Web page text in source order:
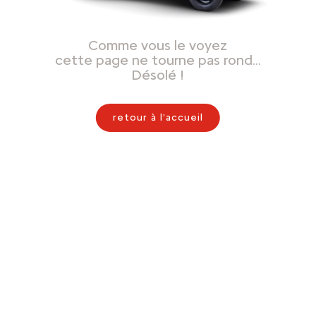
Comme vous le voyez
cette page ne tourne pas rond…
Désolé !
retour à l'accueil